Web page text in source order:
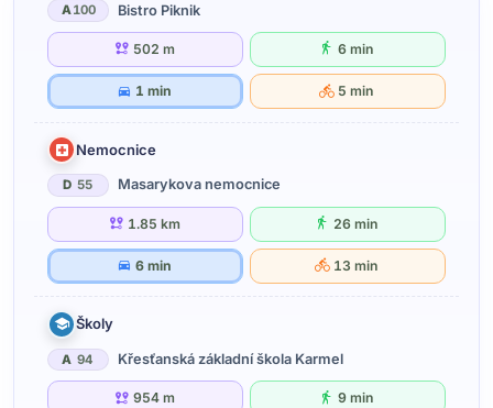
A100 Bistro Piknik
502 m 6 min
1 min 5 min
Nemocnice
D 55 Masarykova nemocnice
1.85 km 26 min
6 min 13 min
Školy
A 94 Křesťanská základní škola Karmel
954 m 9 min